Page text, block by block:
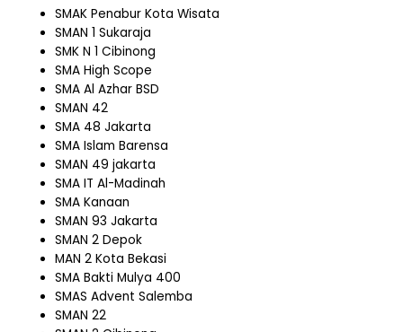
SMAK Penabur Kota Wisata
SMAN 1 Sukaraja
SMK N 1 Cibinong
SMA High Scope
SMA Al Azhar BSD
SMAN 42
SMA 48 Jakarta
SMA Islam Barensa
SMAN 49 jakarta
SMA IT Al-Madinah
SMA Kanaan
SMAN 93 Jakarta
SMAN 2 Depok
MAN 2 Kota Bekasi
SMA Bakti Mulya 400
SMAS Advent Salemba
SMAN 22